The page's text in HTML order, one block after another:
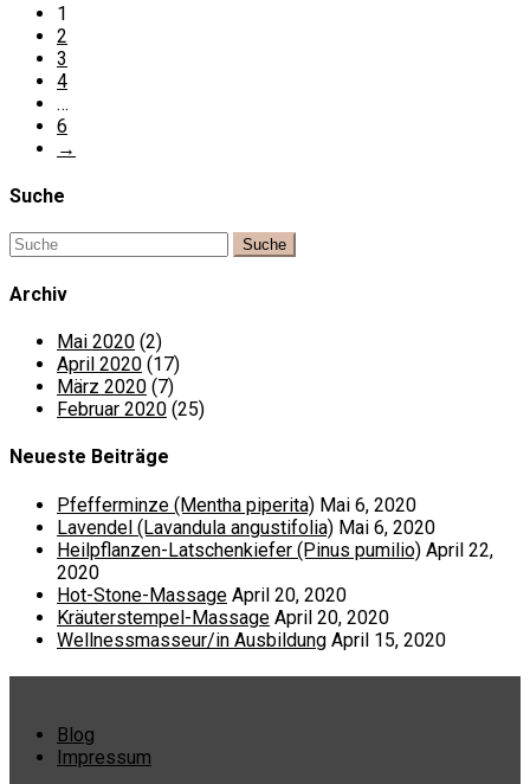
1
2
3
4
…
6
→
Suche
Archiv
Mai 2020 (2)
April 2020 (17)
März 2020 (7)
Februar 2020 (25)
Neueste Beiträge
Pfefferminze (Mentha piperita) Mai 6, 2020
Lavendel (Lavandula angustifolia) Mai 6, 2020
Heilpflanzen-Latschenkiefer (Pinus pumilio) April 22,
2020
Hot-Stone-Massage April 20, 2020
Kräuterstempel-Massage April 20, 2020
Wellnessmasseur/in Ausbildung April 15, 2020
Blog
Impressum